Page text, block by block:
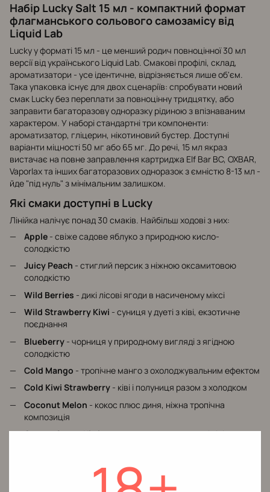
Набір Lucky Salt 15 мл - компактний формат
флагманського сольового самозамісу від
Liquid Lab
Lucky у форматі 15 мл - це менший родич повноцінної 30 мл
версії від українського Liquid Lab. Смакові профілі, склад,
ароматизатори - усе ідентичне, відрізняється лише об'єм.
Така упаковка існує для двох сценаріїв: спробувати новий
смак Lucky без переплати за повноцінну тридцятку, або
заправити багаторазову одноразку рідиною з впізнаваним
характером. У наборі стандартні три компоненти:
ароматизатор, гліцерин, нікотиновий бустер. Доступні
варіанти міцності 50 мг або 65 мг. До речі, 15 мл якраз
вистачає на повне заправлення картриджа Elf Bar BC, OXBAR,
Vaporlax та інших багаторазових одноразок з ємністю 8-13 мл -
йде "під нуль" з мінімальним залишком.
Які смаки доступні в Lucky
Лінійка налічує понад 30 смаків. Найбільш ходові з них:
Apple - свіже садове яблуко з природною кисло-
солодкістю
Juicy Peach - стиглий персик з ніжною оксамитовою
солодкістю
Wild Berries - дикі лісові ягоди в насиченому міксі
Wild Strawberry Kiwi - суниця у дуеті з ківі, екзотичне
поєднання
Blueberry - чорниця у природному вигляді з ягідною
солодкістю
Cold Mango - тропічне манго з охолоджувальним ефектом
Cold Kiwi Strawberry - ківі і полуниця разом з холодком
Coconut Melon - кокос плюс диня, ніжна тропічна
композиція
Cactus Guava Kiwi- триплет з кактуса, гуави і ківі,